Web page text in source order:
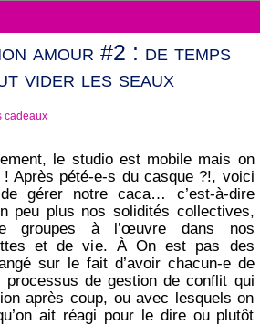
amour #2 : de temps
vider les seaux
cadeaux
le studio est mobile mais on
Après pété-e-s du casque ?!, voici
gérer notre caca… c’est-à-dire
peu plus nos solidités collectives,
groupes à l’œuvre dans nos
et de vie. À On est pas des
sur le fait d’avoir chacun-e de
processus de gestion de conflit qui
après coup, ou avec lesquels on
ait réagi pour le dire ou plutôt